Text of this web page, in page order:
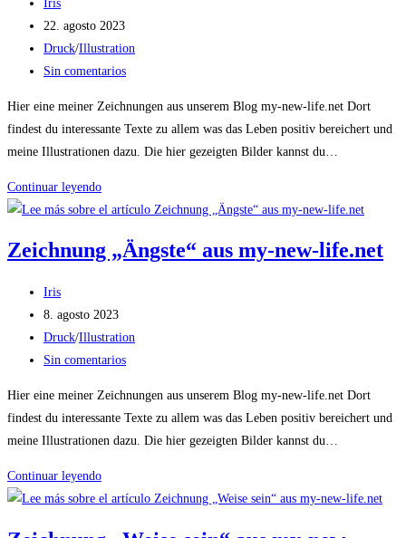
de
la
entrada:
Iris
Publicación
de
la
22. agosto 2023
Categoría
de
Druck/Illustration
Comentarios
Sin comentarios
Hier eine meiner Zeichnungen aus unserem Blog my-new-life.net Dort
findest du interessante Texte zu allem was das Leben positiv bereichert und
meine Illustrationen dazu. Die hier gezeigten Bilder kannst du…
Continuar leyendoZeichnung
„Perfektion“
my-
Zeichnung „Ängste“ aus my-new-life.net
Autor
de
la
entrada:
Iris
Publicación
de
la
8. agosto 2023
Categoría
de
Druck/Illustration
Comentarios
Sin comentarios
Hier eine meiner Zeichnungen aus unserem Blog my-new-life.net Dort
findest du interessante Texte zu allem was das Leben positiv bereichert und
meine Illustrationen dazu. Die hier gezeigten Bilder kannst du…
Continuar leyendoZeichnung
„Ängste“